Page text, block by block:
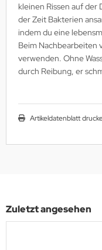
kleinen Rissen auf
der Zeit Bakterien
indem du eine
Beim Nachbearbeiten
verwenden. Ohne
durch Reibung, er
Artikeldatenblatt
Zuletzt angesehen